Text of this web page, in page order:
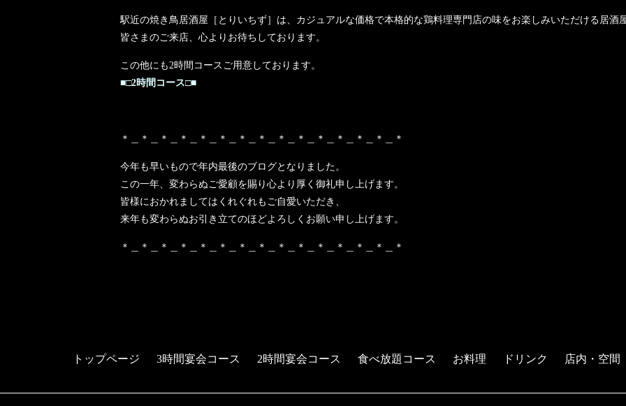
駅近の焼き鳥居酒屋［とりいちず］は、カジュアルな価格で本格的な鶏料理専門店の味をお楽しみいただける居酒
皆さまのご来店、心よりお待ちしております。
この他にも2時間コースご用意しております。
■□2時間コース□■
＊＿＊＿＊＿＊＿＊＿＊＿＊＿＊＿＊＿＊＿＊＿＊＿＊＿＊＿＊
今年も早いもので年内最後のブログとなりました。
この一年、変わらぬご愛顧を賜り心より厚く御礼申し上げます。
皆様におかれましてはくれぐれもご自愛いただき、
来年も変わらぬお引き立てのほどよろしくお願い申し上げます。
＊＿＊＿＊＿＊＿＊＿＊＿＊＿＊＿＊＿＊＿＊＿＊＿＊＿＊＿＊
トップページ 3時間宴会コース 2時間宴会コース 食べ放題コース お料理 ドリンク 店内・空間